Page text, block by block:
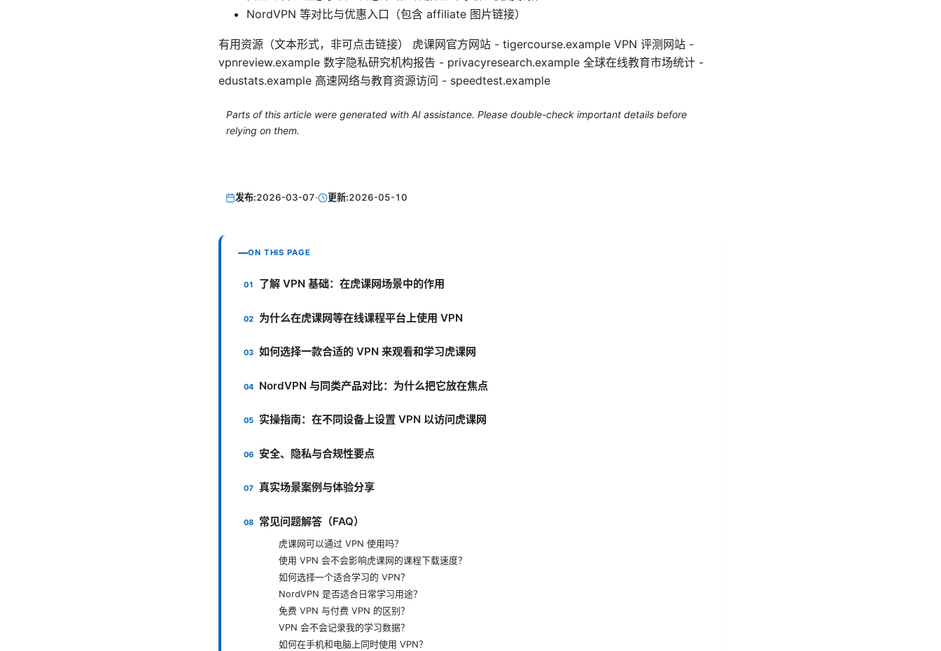
NordVPN 等对比与优惠入口（包含 affiliate 图片链接）
有用资源（文本形式，非可点击链接） 虎课网官方网站 - tigercourse.example VPN 评测网站 -
vpnreview.example 数字隐私研究机构报告 - privacyresearch.example 全球在线教育市场统计 -
edustats.example 高速网络与教育资源访问 - speedtest.example
Parts of this article were generated with AI assistance. Please double-check important details before
relying on them.
发布:2026-03-07· 更新:2026-05-10
ON THIS PAGE
了解 VPN 基础：在虎课网场景中的作用
为什么在虎课网等在线课程平台上使用 VPN
如何选择一款合适的 VPN 来观看和学习虎课网
NordVPN 与同类产品对比：为什么把它放在焦点
实操指南：在不同设备上设置 VPN 以访问虎课网
安全、隐私与合规性要点
真实场景案例与体验分享
常见问题解答（FAQ）
虎课网可以通过 VPN 使用吗？
使用 VPN 会不会影响虎课网的课程下载速度？
如何选择一个适合学习的 VPN？
NordVPN 是否适合日常学习用途？
免费 VPN 与付费 VPN 的区别？
VPN 会不会记录我的学习数据？
如何在手机和电脑上同时使用 VPN？